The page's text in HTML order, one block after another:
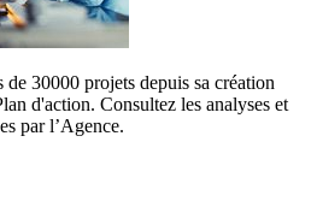
30000 projets depuis sa création
d'action. Consultez les analyses et
par l’Agence.